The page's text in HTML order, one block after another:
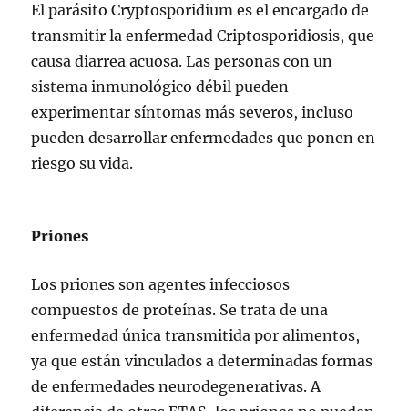
El parásito Cryptosporidium es el encargado de
transmitir la enfermedad Criptosporidiosis, que
causa diarrea acuosa. Las personas con un
sistema inmunológico débil pueden
experimentar síntomas más severos, incluso
pueden desarrollar enfermedades que ponen en
riesgo su vida.
Priones
Los priones son agentes infecciosos
compuestos de proteínas. Se trata de una
enfermedad única transmitida por alimentos,
ya que están vinculados a determinadas formas
de enfermedades neurodegenerativas. A